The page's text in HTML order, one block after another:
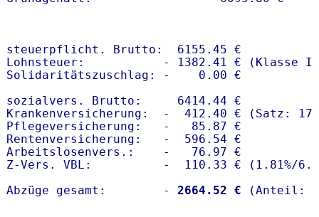
steuerpflicht. Brutto:  6155.45 €
Lohnsteuer:           - 1382.41 € (Klasse I)
Solidaritätszuschlag: -    0.00 €
sozialvers. Brutto:     6414.44 €
Krankenversicherung:  -  412.40 € (Satz:
Pflegeversicherung:   -   85.87 €
Rentenversicherung:   -  596.54 €
Arbeitslosenvers.:    -   76.97 €
Z-Vers. VBL:          -  110.33 € ( 1.81%/
Abzüge gesamt:        -
2664.52 €